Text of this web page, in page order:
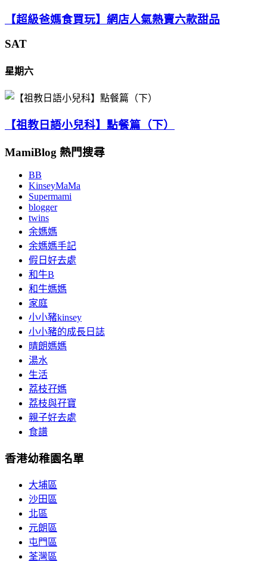
【超級爸媽食買玩】網店人氣熱賣六款甜品
SAT
星期六
【祖教日語小兒科】點餐篇（下）
MamiBlog 熱門搜尋
BB
KinseyMaMa
Supermami
blogger
twins
余媽媽
余媽媽手記
假日好去處
和牛B
和牛媽媽
家庭
小小豬kinsey
小小豬的成長日誌
晴朗媽媽
湯水
生活
荔枝孖媽
荔枝與孖寶
親子好去處
食譜
香港幼稚園名單
大埔區
沙田區
北區
元朗區
屯門區
荃灣區